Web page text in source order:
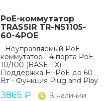
РоЕ-коммутатор
TRASSIR TR-NS1105-
60-4POE
- Неуправляемый PoE
коммутатор - 4 порта PoE
10/100 (BASE-TX) -
Поддержка Hi-PoE до 60
Вт - Функция Plug and Play
3865 ₽ В наличии